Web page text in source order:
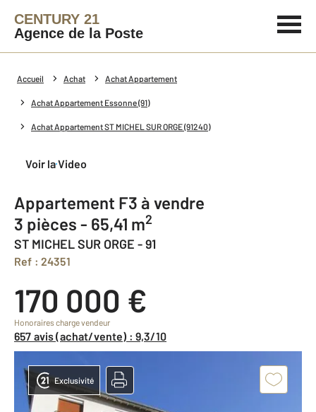
CENTURY 21
Agence de la Poste
Accueil Achat Achat Appartement
Achat Appartement Essonne (91)
Achat Appartement ST MICHEL SUR ORGE (91240)
Voir la Video
Appartement F3 à vendre
3 pièces - 65,41 m2
ST MICHEL SUR ORGE - 91
Ref : 24351
170 000 €
Honoraires charge vendeur
657 avis (achat/vente) : 9,3/10
Exclusivité